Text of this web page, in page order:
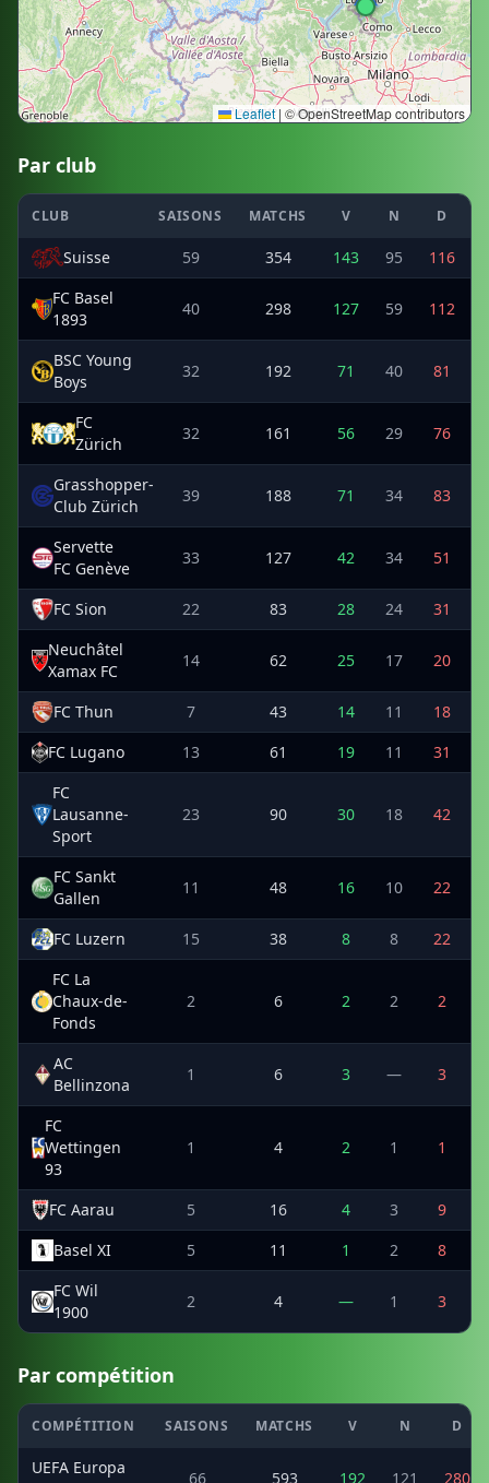
Leaflet | © OpenStreetMap contributors
Par club
CLUB SAISONS MATCHS V N D
Suisse 59 354 143 95 116
FC Basel
1893
40 298 127 59 112
BSC Young
Boys
32 192 71 40 81
FC
Zürich
32 161 56 29 76
Grasshopper-
Club Zürich
39 188 71 34 83
Servette
FC Genève
33 127 42 34 51
FC Sion 22 83 28 24 31
Neuchâtel
Xamax FC
14 62 25 17 20
FC Thun 7 43 14 11 18
FC Lugano
13 61 19 11 31
FC
Lausanne-
Sport
23 90 30 18 42
FC Sankt
Gallen
11 48 16 10 22
FC Luzern 15 38 8 8 22
FC La
Chaux-de-
Fonds
2 6 2 2 2
AC
Bellinzona
1 6 3 — 3
FC
Wettingen
93
1 4 2 1 1
FC Aarau 5 16 4 3 9
Basel XI
5 11 1 2 8
FC Wil
1900
2 4 — 1 3
Par compétition
COMPÉTITION SAISONS MATCHS V N D
UEFA Europa
66 593 192 121 280